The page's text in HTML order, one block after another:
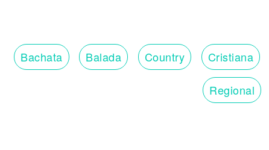
Bachata Balada Country Cristiana
Regional